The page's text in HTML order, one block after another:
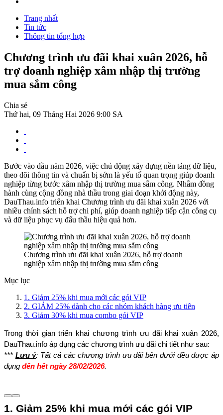
Trang nhất
Tin tức
Thông tin tổng hợp
Chương trình ưu đãi khai xuân 2026, hỗ
trợ doanh nghiệp xâm nhập thị trường
mua sắm công
Chia sẻ
Thứ hai, 09 Tháng Hai 2026 9:00 SA
Bước vào đầu năm 2026, việc chủ động xây dựng nền tảng dữ liệu,
theo dõi thông tin và chuẩn bị sớm là yếu tố quan trọng giúp doanh
nghiệp từng bước xâm nhập thị trường mua sắm công. Nhằm đồng
hành cùng cộng đồng nhà thầu trong giai đoạn khởi động này,
DauThau.info triển khai Chương trình ưu đãi khai xuân 2026 với
nhiều chính sách hỗ trợ chi phí, giúp doanh nghiệp tiếp cận công cụ
và dữ liệu phục vụ đấu thầu hiệu quả hơn.
Chương trình ưu đãi khai xuân 2026, hỗ trợ doanh
nghiệp xâm nhập thị trường mua sắm công
Mục lục
1. Giảm 25% khi mua mới các gói VIP
2. GIẢM 25% dành cho các nhóm khách hàng ưu tiên
3. Giảm 30% khi mua combo gói VIP
Trong thời gian triển khai chương trình ưu đãi khai xuân 2026,
DauThau.info áp dụng các chương trình ưu đãi chi tiết như sau:
*** Lưu ý: Tất cả các chương trình ưu đãi bên dưới đều được áp
dụng đến hết ngày 28/02/2026.
1. Giảm 25% khi mua mới các gói VIP